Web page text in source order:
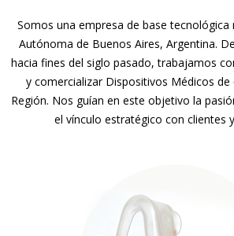
Somos una empresa de base tecnológica
Autónoma de Buenos Aires, Argentina.
hacia fines del siglo pasado, trabajamos
y comercializar Dispositivos Médicos de
Región. Nos guían en este objetivo la
el vínculo estratégico con clientes